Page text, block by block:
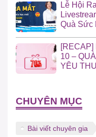
Lễ Hội
Quà Sức
[RECAP]
10 –
YÊU
CHUYÊN MỤC
Bài viết chuyên gia